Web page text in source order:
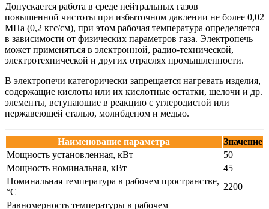
Допускается работа в среде нейтральных газов
повышенной чистоты при избыточном давлении не более 0,02
МПа (0,2 кгс/см), при этом рабочая температура определяется
в зависимости от физических параметров газа. Электропечь
может применяться в электронной, радио-технической,
электротехнической и других отраслях промышленности.
В электропечи категорически запрещается нагревать изделия,
содержащие кислоты или их кислотные остатки, щелочи и др.
элементы, вступающие в реакцию с углеродистой или
нержавеющей сталью, молибденом и медью.
Наименование параметра
Значение
Мощность установленная, кВт
50
Мощность номинальная, кВт
45
Номинальная температура в рабочем пространстве,
°C
2200
Равномерность температуры в рабочем